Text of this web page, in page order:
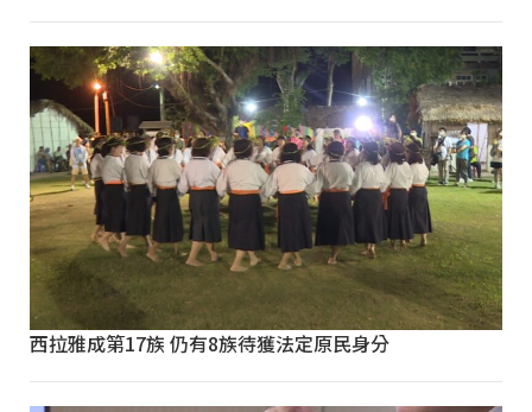
西拉雅成第17族 仍有8族待獲法定原民身分